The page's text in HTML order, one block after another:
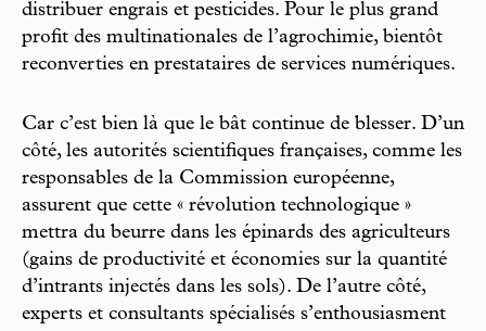
distribuer engrais et pesticides. Pour le plus grand
profit des multinationales de l’agrochimie, bientôt
reconverties en prestataires de services numériques.
Car c’est bien là que le bât continue de blesser. D’un
côté, les autorités scientifiques françaises, comme les
responsables de la Commission européenne,
assurent que cette « révolution technologique »
mettra du beurre dans les épinards des agriculteurs
(gains de productivité et économies sur la quantité
d’intrants injectés dans les sols). De l’autre côté,
experts et consultants spécialisés s’enthousiasment